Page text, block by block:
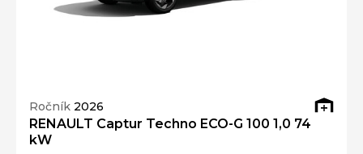
Ročník 2026
RENAULT Captur Techno ECO-G 100 1,0 74
kW